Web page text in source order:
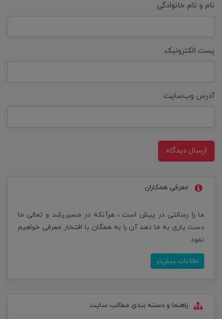
نام و نام خانوادگی
پست الکترونیک
آدرس وب‌سایت
ارسال دیدگاه
معرفی همکاران
ما را رسالتی در پیش است ، هرآنکه در مسیررشد و تعالی ما
دست یاری به ما دهد آن را به همگان با افتخار معرفی خواهیم
نمود
اطلاعات بیش‌تر
راهنما و دسته بندی مطالب سایت